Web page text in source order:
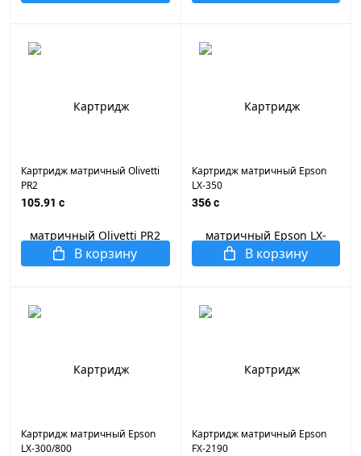
Картридж матричный Olivetti
PR2
105.91 c
В корзину
Картридж матричный Epson
LX-350
356 c
В корзину
Картридж матричный Epson
LX-300/800
Картридж матричный Epson
FX-2190